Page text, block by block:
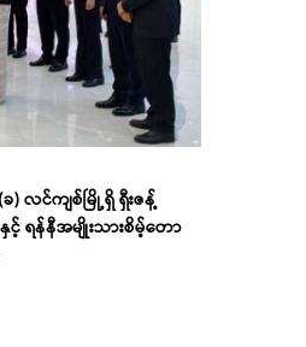
) လင်ကျစ်မြို့ရှိ ရှီးဇန့်
ရန်နီအမျိုးသားစိမ့်တော